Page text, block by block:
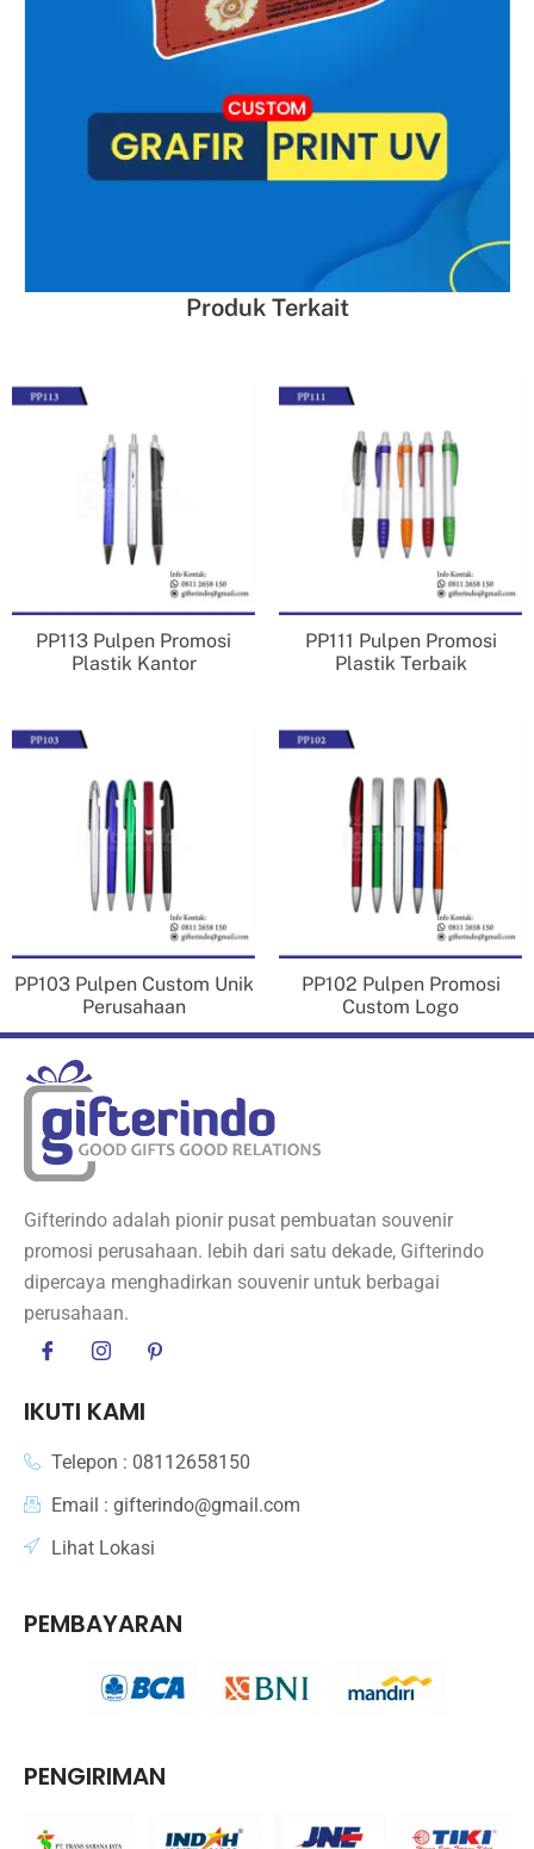
Produk Terkait
PP113 Pulpen Promosi
Plastik Kantor
PP111 Pulpen Promosi
Plastik Terbaik
PP103 Pulpen Custom Unik
Perusahaan
PP102 Pulpen Promosi
Custom Logo
Gifterindo adalah pionir pusat pembuatan souvenir
promosi perusahaan. lebih dari satu dekade, Gifterindo
dipercaya menghadirkan souvenir untuk berbagai
perusahaan.
IKUTI KAMI
Telepon : 08112658150
Email : gifterindo@gmail.com
Lihat Lokasi
PEMBAYARAN
PENGIRIMAN